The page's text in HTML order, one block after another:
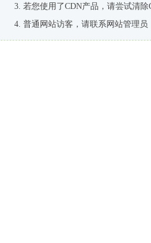
若您使用了CDN产品，请尝试清除
普通网站访客，请联系网站管理员